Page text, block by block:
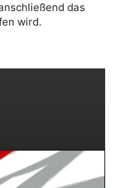
das
wird.